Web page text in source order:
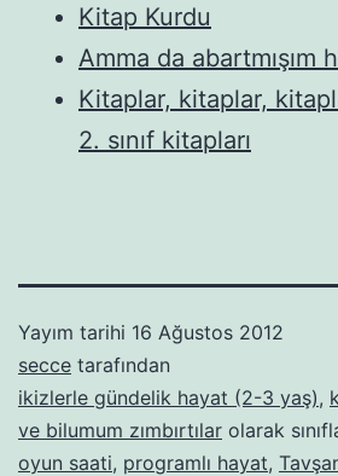
Kitap Kurdu
Amma da abartmışım
Kitaplar, kitaplar,
2. sınıf kitapları
Yayım tarihi 16 Ağustos 2012
secce tarafından
ikizlerle gündelik hayat (2-3 yaş),
ve bilumum zımbırtılar olarak
oyun saati, programlı hayat,